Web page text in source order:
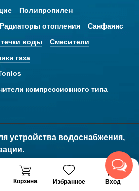
Корзина Избранное Вход
Полипропилен
Радиаторы отопления
Санфаянс
воды
Смесители
газа
компрессионного типа
устройства водоснабжения,
защищены